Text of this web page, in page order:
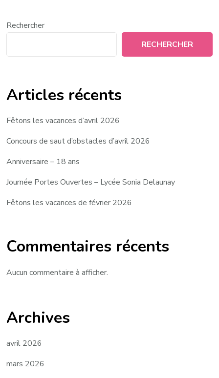
Rechercher
RECHERCHER
Articles récents
Fêtons les vacances d’avril 2026
Concours de saut d’obstacles d’avril 2026
Anniversaire – 18 ans
Journée Portes Ouvertes – Lycée Sonia Delaunay
Fêtons les vacances de février 2026
Commentaires récents
Aucun commentaire à afficher.
Archives
avril 2026
mars 2026